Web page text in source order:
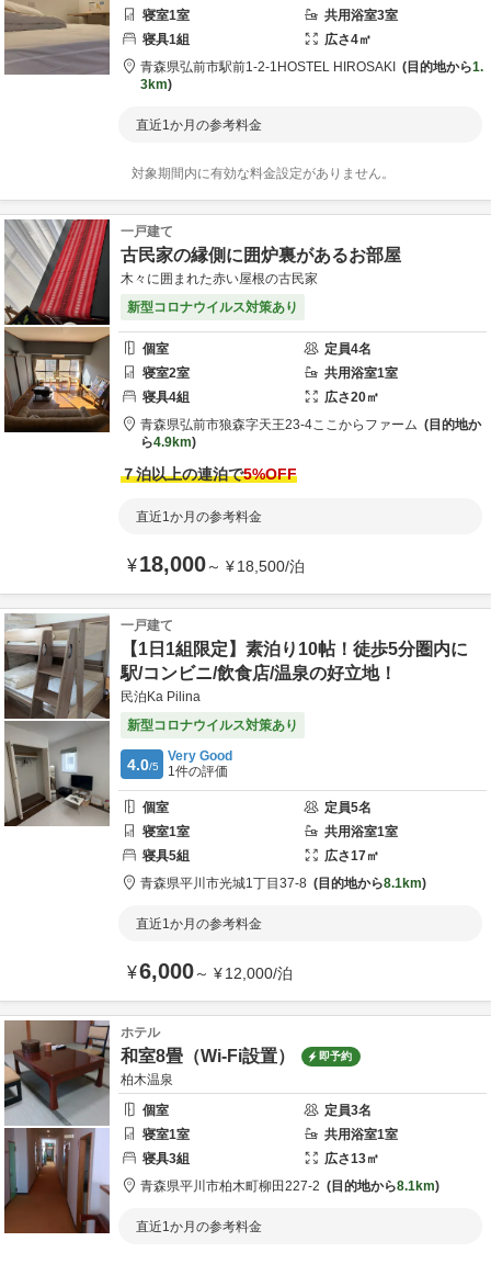
寝室1室 共用浴室3室
寝具1組 広さ4㎡
青森県弘前市駅前1-2-1 HOSTEL HIROSAKI 目的地から1.
3km
直近1か月の参考料金
対象期間内に有効な料金設定がありません。
一戸建て
古民家の縁側に囲炉裏があるお部屋
木々に囲まれた赤い屋根の古民家
新型コロナウイルス対策あり
個室 定員4名
寝室2室 共用浴室1室
寝具4組 広さ20㎡
青森県弘前市狼森字天王23-4ここからファーム
目的地か
ら4.9km
７泊以上の連泊で5%OFF
直近1か月の参考料金
¥18,000～ ¥18,500/泊
一戸建て
【1日1組限定】素泊り10帖！徒歩5分圏内に
駅/コンビニ/飲食店/温泉の好立地！
民泊Ka Pilina
新型コロナウイルス対策あり
4.0/5
Very Good
1件の評価
個室 定員5名
寝室1室 共用浴室1室
寝具5組 広さ17㎡
青森県平川市光城1丁目37-8 目的地から8.1km
直近1か月の参考料金
¥6,000～ ¥12,000/泊
ホテル
和室8畳（Wi-Fi設置） 即予約
柏木温泉
個室
定員3名
寝室1室 共用浴室1室
寝具3組 広さ13㎡
青森県平川市柏木町柳田227-2 目的地から8.1km
直近1か月の参考料金